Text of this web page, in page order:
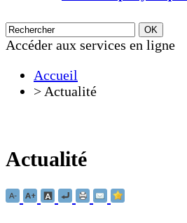
Accéder aux services en ligne
Accueil
> Actualité
Actualité